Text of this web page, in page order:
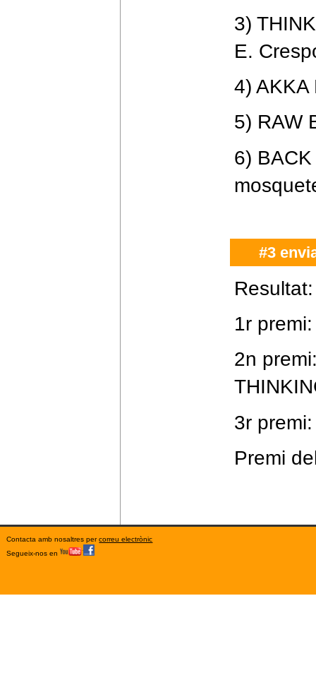
3)
E.
4)
5) RAW
6)
#3
Resultat:
1r
2n
3r
Premi
Contacta amb nosaltres percorreu electrònic
Segueix-nos en